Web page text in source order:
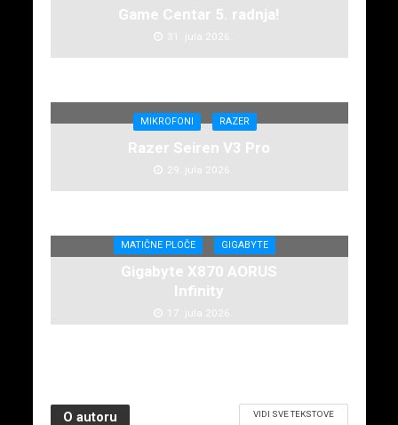
Game Centar 5. radnja!
31. jula 2026.
MIKROFONI RAZER
Razer Seiren V3 Pro
29. jula 2026.
MATIČNE PLOČE GIGABYTE
Gigabyte X870 AORUS
Infinity
17. jula 2026.
O autoru VIDI SVE TEKSTOVE